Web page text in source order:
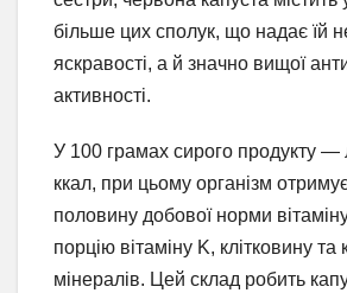
більше цих сполук, що надає їй
яскравості, а й значно вищої
активності.
У 100 грамах сирого продукту
ккал, при цьому організм
половину добової норми
порцію вітаміну K, клітковину та
мінералів. Цей склад робить